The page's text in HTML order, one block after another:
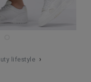
lifestyle ›